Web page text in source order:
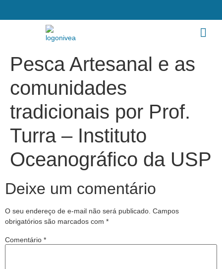
Pesca Artesanal e as
comunidades
tradicionais por Prof.
Turra – Instituto
Oceanográfico da USP
Deixe um comentário
O seu endereço de e-mail não será publicado. Campos
obrigatórios são marcados com *
Comentário *